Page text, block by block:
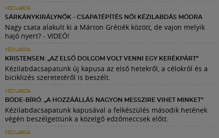
KÉZILABDA
SÁRKÁNYKIRÁLYNŐK - CSAPATÉPÍTÉS NŐI KÉZILABDÁS MÓDRA
Nagy csata alakult ki a Márton Grétiék között, de vajon melyik
hajó nyert? - VIDEÓ!
KÉZILABDA
KRISTENSEN: „AZ ELSŐ DOLGOM VOLT VENNI EGY KERÉKPÁRT”
Kézilabdacsapatunk új kapusa az első hetekről, a célokról és a
biciklizés szeretetéről is beszélt.
KÉZILABDA
BÖDE-BÍRÓ: „A HOZZÁÁLLÁS NAGYON MESSZIRE VIHET MINKET”
Kézilabdacsapatunk kapusával a felkészülés második hetének
végén beszélgettünk a közelgő edzőmeccsek előtt.
KÉZILABDA